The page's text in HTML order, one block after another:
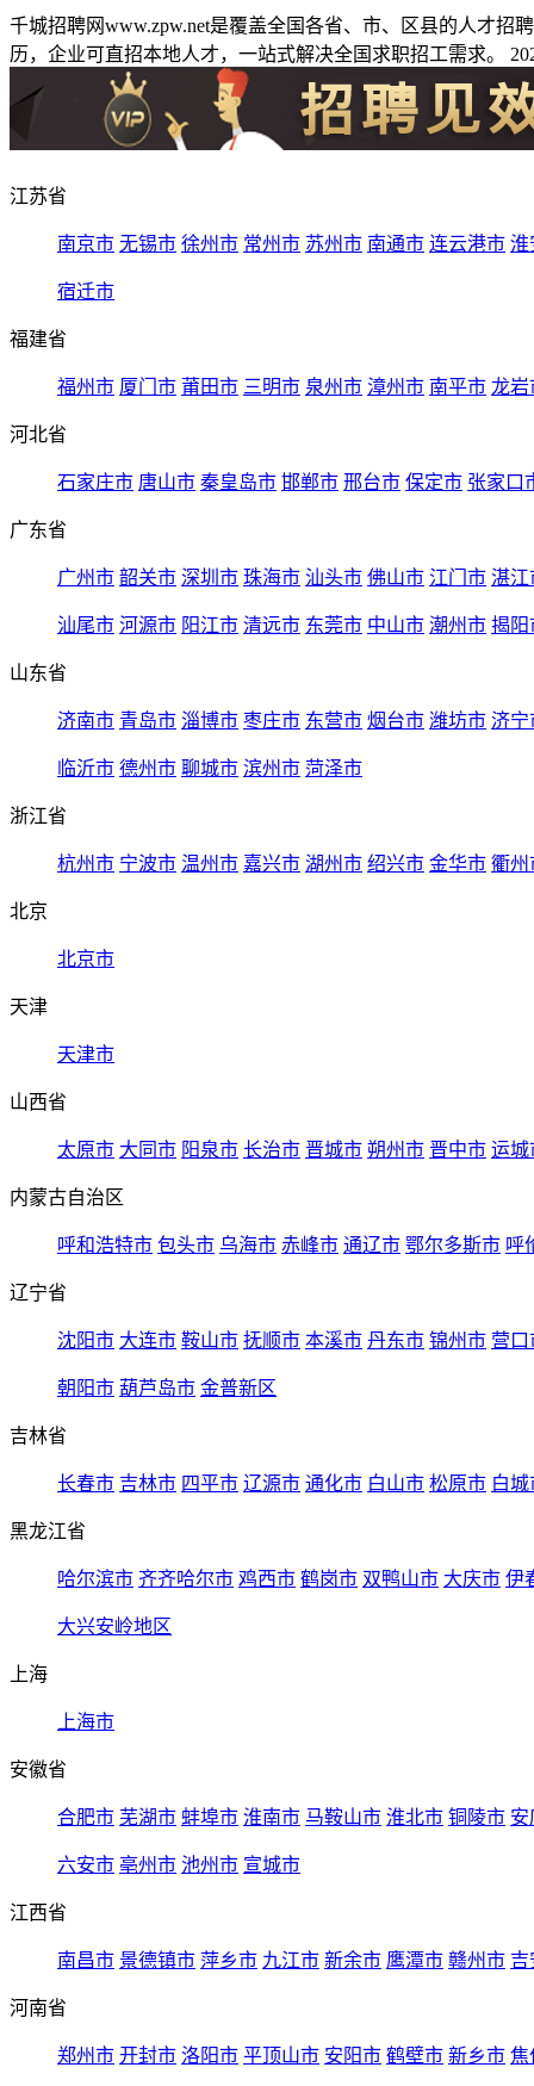
千城招聘网www.zpw.net是覆盖全国各省、市、区县的人才
历，企业可直招本地人才，一站式解决全国求职招工需求。
江苏省
南京市 无锡市 徐州市 常州市 苏州市 南通市 连云港市 淮
宿迁市
福建省
福州市 厦门市 莆田市 三明市 泉州市 漳州市 南平市 龙岩
河北省
石家庄市 唐山市 秦皇岛市 邯郸市 邢台市 保定市 张家口
广东省
广州市 韶关市 深圳市 珠海市 汕头市 佛山市 江门市 湛江
汕尾市 河源市 阳江市 清远市 东莞市 中山市 潮州市 揭阳
山东省
济南市 青岛市 淄博市 枣庄市 东营市 烟台市 潍坊市 济宁
临沂市 德州市 聊城市 滨州市 菏泽市
浙江省
杭州市 宁波市 温州市 嘉兴市 湖州市 绍兴市 金华市 衢州
北京
北京市
天津
天津市
山西省
太原市 大同市 阳泉市 长治市 晋城市 朔州市 晋中市 运城
内蒙古自治区
呼和浩特市 包头市 乌海市 赤峰市 通辽市 鄂尔多斯市 呼
辽宁省
沈阳市 大连市 鞍山市 抚顺市 本溪市 丹东市 锦州市 营口
朝阳市 葫芦岛市 金普新区
吉林省
长春市 吉林市 四平市 辽源市 通化市 白山市 松原市 白城
黑龙江省
哈尔滨市 齐齐哈尔市 鸡西市 鹤岗市 双鸭山市 大庆市 伊
大兴安岭地区
上海
上海市
安徽省
合肥市 芜湖市 蚌埠市 淮南市 马鞍山市 淮北市 铜陵市 安
六安市 亳州市 池州市 宣城市
江西省
南昌市 景德镇市 萍乡市 九江市 新余市 鹰潭市 赣州市 吉
河南省
郑州市 开封市 洛阳市 平顶山市 安阳市 鹤壁市 新乡市 焦